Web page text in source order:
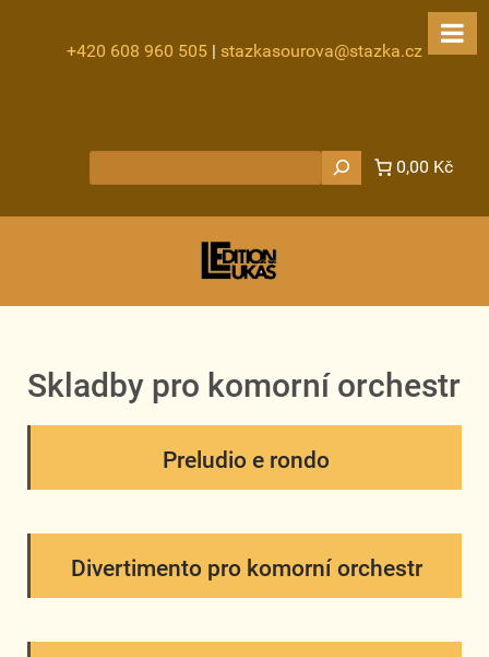
+420 608 960 505 | stazkasourova@stazka.cz
0,00 Kč
Skladby pro komorní orchestr
Preludio e rondo
Divertimento pro komorní orchestr